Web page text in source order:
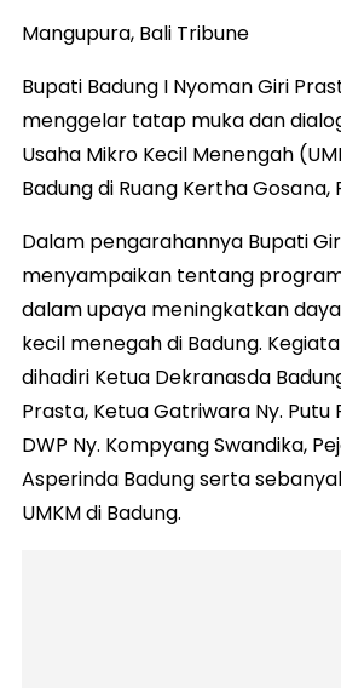
Mangupura, Bali Tribune
Bupati Badung I Nyoman Giri
menggelar tatap muka dan
Usaha Mikro Kecil Menengah
Badung di Ruang Kertha Gosana,
Dalam pengarahannya Bupati
menyampaikan tentang
dalam upaya meningkatkan
kecil menegah di Badung.
dihadiri Ketua Dekranasda
Prasta, Ketua Gatriwara Ny. Putu
DWP Ny. Kompyang Swandika,
Asperinda Badung serta
UMKM di Badung.